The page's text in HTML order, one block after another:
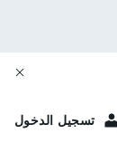
تسجيل الدخول